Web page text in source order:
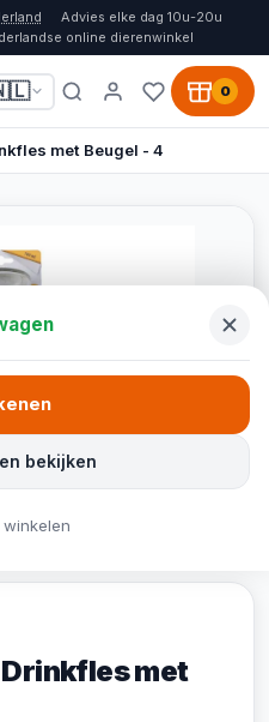
Advies elke dag 10u-20u
online dierenwinkel
0
met Beugel - 4
met
bekijken